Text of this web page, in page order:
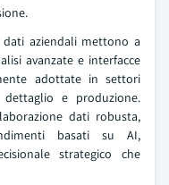
dati aziendali mettono a
avanzate e interfacce
adottate in settori
e produzione.
dati robusta,
basati su AI,
strategico che